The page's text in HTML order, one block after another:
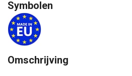
Symbolen
Omschrijving